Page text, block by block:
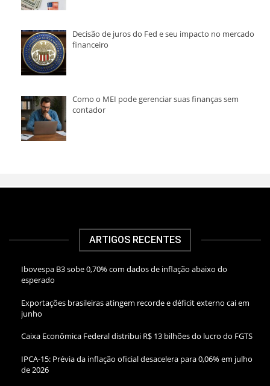
Decisão de juros do Fed e seu impacto no mercado
financeiro
Como o MEI pode gerenciar suas finanças sem
contador
ARTIGOS RECENTES
Ibovespa B3 sobe 0,70% com dados de inflação abaixo do
esperado
Exportações brasileiras atingem recorde e déficit externo cai em
junho
Caixa Econômica Federal distribui R$ 13 bilhões do lucro do FGTS
IPCA-15: Prévia da inflação oficial desacelera para 0,06% em julho
de 2026